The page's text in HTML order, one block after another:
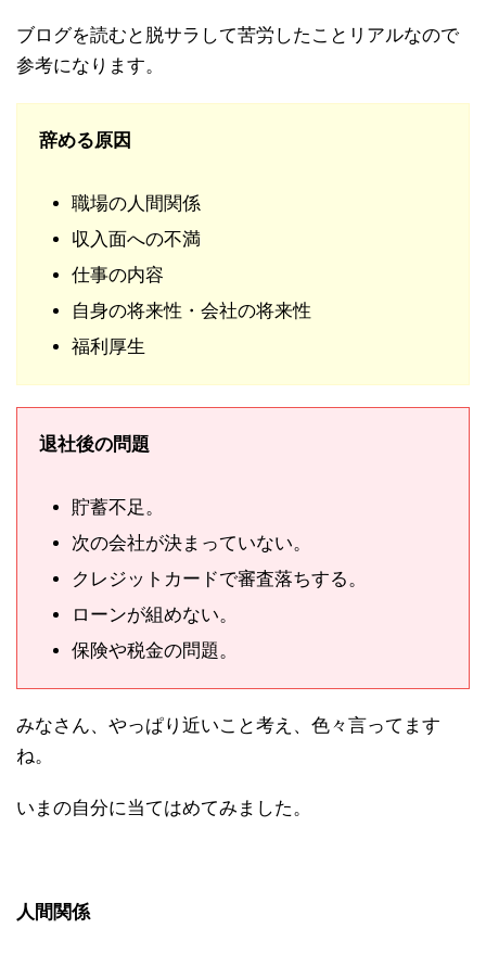
ブログを読むと脱サラして苦労したことリアルなので
参考になります。
辞める原因
職場の人間関係
収入面への不満
仕事の内容
自身の将来性・会社の将来性
福利厚生
退社後の問題
貯蓄不足。
次の会社が決まっていない。
クレジットカードで審査落ちする。
ローンが組めない。
保険や税金の問題。
みなさん、やっぱり近いこと考え、色々言ってます
ね。
いまの自分に当てはめてみました。
人間関係